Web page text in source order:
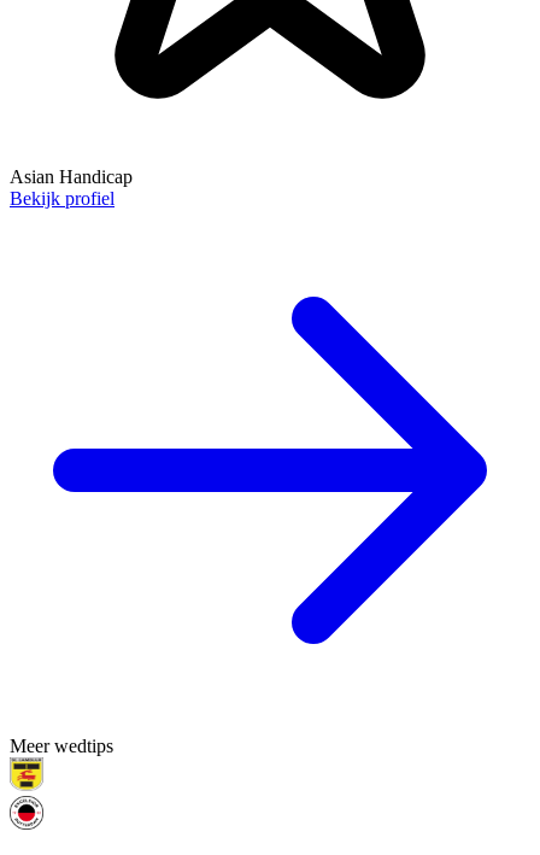
Asian Handicap
Bekijk profiel
Meer wedtips